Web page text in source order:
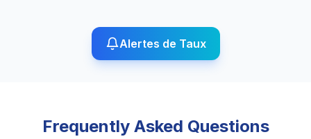
Alertes de Taux
Frequently Asked Questions